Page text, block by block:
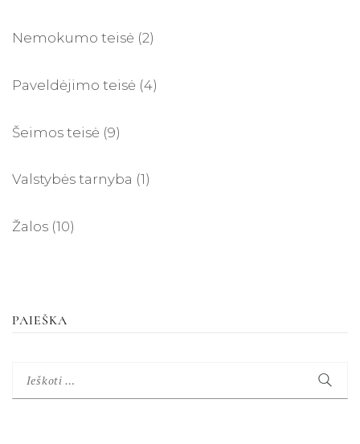
Nemokumo teisė (2)
Paveldėjimo teisė (4)
Šeimos teisė (9)
Valstybės tarnyba (1)
Žalos (10)
PAIEŠKA
Ieškoti: